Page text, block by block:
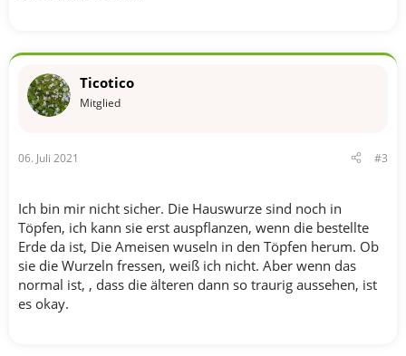
Ticotico
Mitglied
06. Juli 2021 #3
Ich bin mir nicht sicher. Die Hauswurze sind noch in
Töpfen, ich kann sie erst auspflanzen, wenn die bestellte
Erde da ist, Die Ameisen wuseln in den Töpfen herum. Ob
sie die Wurzeln fressen, weiß ich nicht. Aber wenn das
normal ist, , dass die älteren dann so traurig aussehen, ist
es okay.